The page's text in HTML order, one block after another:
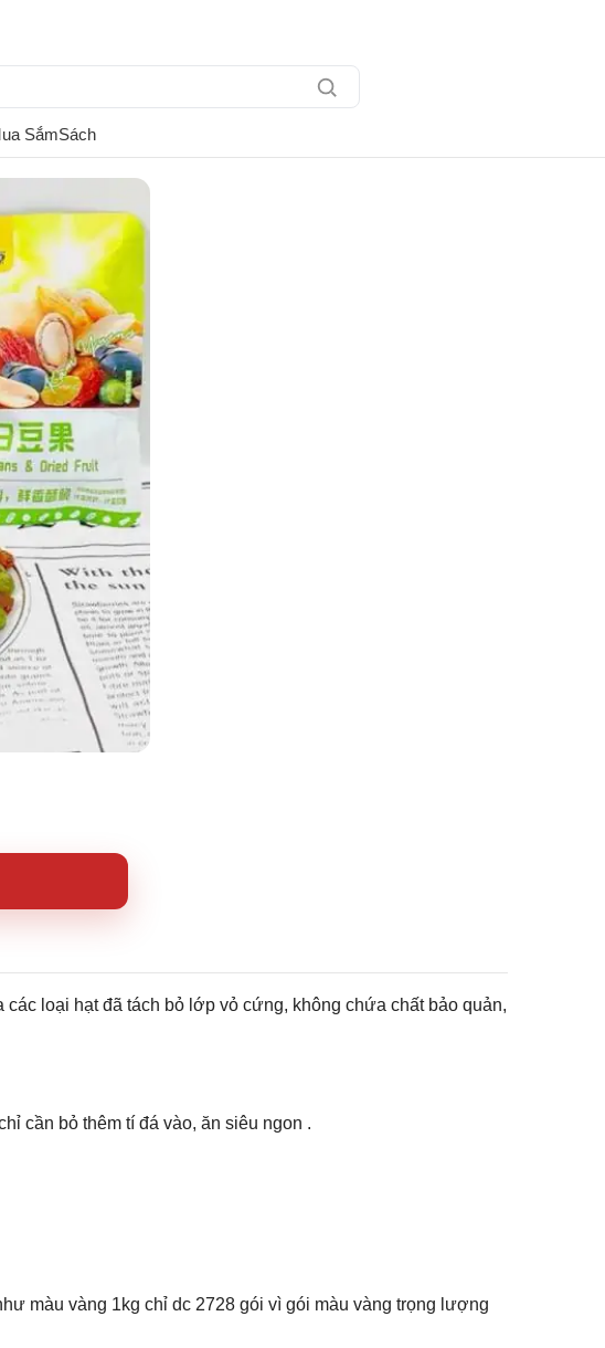
SắmSách
loại hạt đã tách bỏ lớp vỏ cứng, không chứa chất bảo quản,
cần bỏ thêm tí đá vào, ăn siêu ngon .
màu vàng 1kg chỉ dc 2728 gói vì gói màu vàng trọng lượng